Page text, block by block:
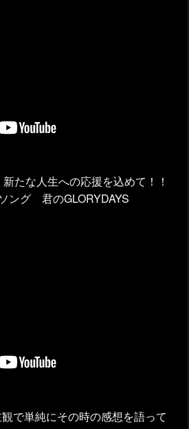
な人生への応援を込めて！！
ング 君のGLORYDAYS
で単純にその時の感想を語って